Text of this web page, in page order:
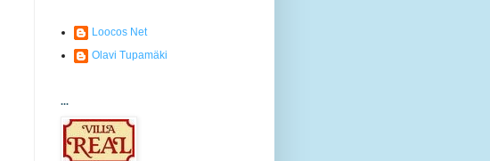
Loocos Net
Olavi Tupamäki
...